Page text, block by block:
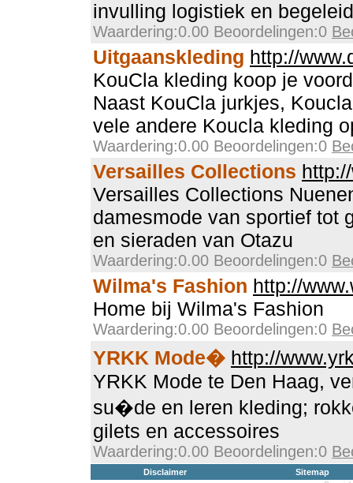
invulling logistiek en
Waardering:0.00 Beoordelingen:0
Uitgaanskleding http://
KouCla kleding koop je
Naast KouCla jurkjes,
vele andere Koucla kleding
Waardering:0.00 Beoordelingen:0
Versailles Collections
Versailles Collections
damesmode van sportief tot
en sieraden van Otazu
Waardering:0.00 Beoordelingen:0
Wilma's Fashion http://
Home bij Wilma's Fashion
Waardering:0.00 Beoordelingen:0
YRKK Mode� http://
YRKK Mode te Den Haag,
su�de en leren kleding;
gilets en accessoires
Waardering:0.00 Beoordelingen:0
Disclaimer Sitemap